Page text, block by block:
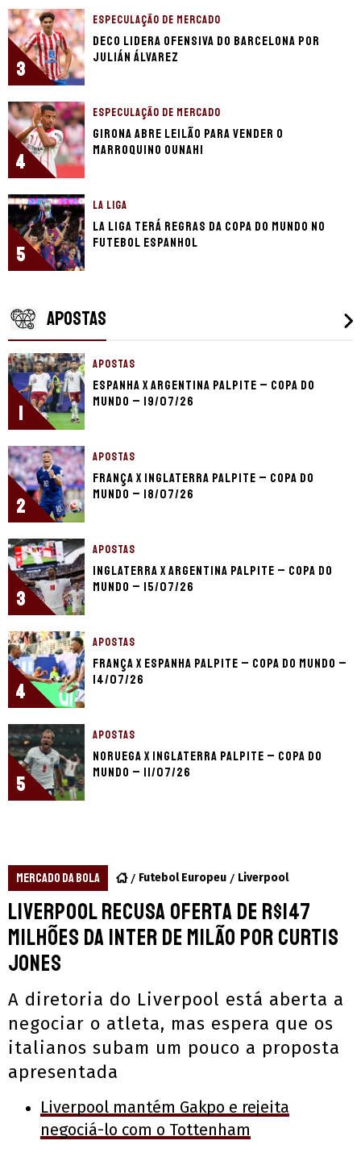
3
ESPECULAÇÃO DE MERCADO
Deco lidera ofensiva do Barcelona por
Julián Álvarez
4
ESPECULAÇÃO DE MERCADO
Girona abre leilão para vender o
marroquino Ounahi
5
LA LIGA
La Liga terá regras da Copa do Mundo no
futebol espanhol
APOSTAS
1
APOSTAS
Espanha x Argentina palpite – Copa do
Mundo – 19/07/26
2
APOSTAS
França x Inglaterra palpite – Copa do
Mundo – 18/07/26
3
APOSTAS
Inglaterra x Argentina palpite – Copa do
Mundo – 15/07/26
4
APOSTAS
França x Espanha palpite – Copa do Mundo –
14/07/26
5
APOSTAS
Noruega x Inglaterra palpite – Copa do
Mundo – 11/07/26
MERCADO DA BOLA Futebol Europeu Liverpool
Liverpool recusa oferta de R$147
milhões da Inter de Milão por Curtis
Jones
A diretoria do Liverpool está aberta a
negociar o atleta, mas espera que os
italianos subam um pouco a proposta
apresentada
Liverpool mantém Gakpo e rejeita
negociá-lo com o Tottenham